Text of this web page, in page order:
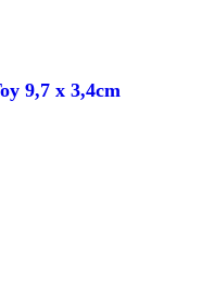
9,7 x 3,4cm